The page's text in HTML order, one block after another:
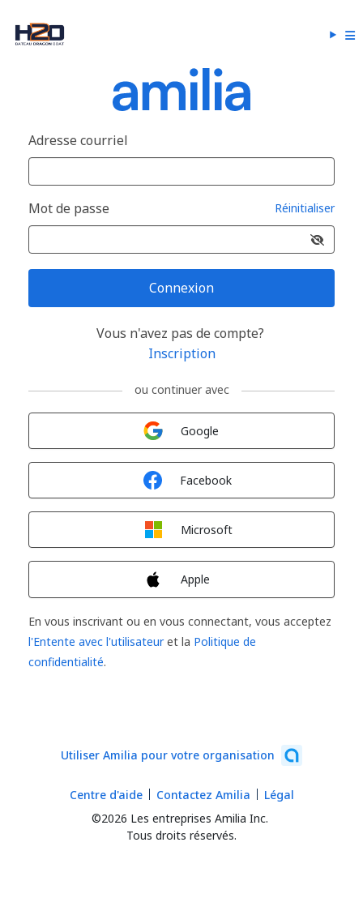
Adresse courriel
Mot de passe Réinitialiser
Connexion
Vous n'avez pas de compte?
Inscription
ou continuer avec
Google
Facebook
Microsoft
Apple
En vous inscrivant ou en vous connectant, vous acceptez
l'Entente avec l'utilisateuret la Politique de
confidentialité.
Utiliser Amilia pour votre organisation
©2026 Les entreprises Amilia Inc.
Tous droits réservés.
Centre d'aide Contactez Amilia Légal